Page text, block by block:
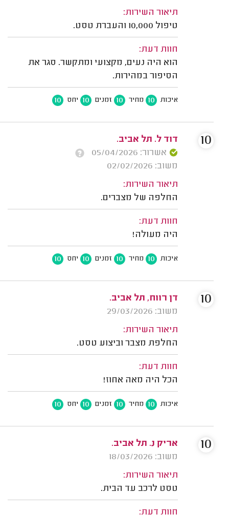
תיאור השירות:
טיפול 10,000 והעברת טסט.
חוות דעת:
הוא היה נעים, מקצועי ומתקשר. סגר את
הסיפור במהירות.
איכות 10 מחיר 10 זמנים 10 יחס 10
דוד ל. תל אביב.
אשרור: 05/04/2026
משוב: 02/02/2026
תיאור השירות:
החלפה של מצברים.
חוות דעת:
היה מעולה!
איכות 10 מחיר 10 זמנים 10 יחס 10
10
דן רווח, תל אביב.
משוב: 29/03/2026
תיאור השירות:
החלפת מצבר וביצוע טסט.
חוות דעת:
הכל היה מאה אחוז!
איכות 10 מחיר 10 זמנים 10 יחס 10
10
אריק נ. תל אביב.
משוב: 18/03/2026
תיאור השירות:
טסט לרכב עד הבית.
חוות דעת:
10